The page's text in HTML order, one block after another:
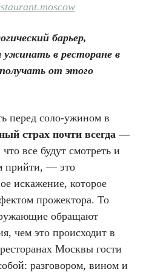
барьер,
ужинать в ресторане в
от этого
перед соло-ужином в
страх почти всегда —
все будут смотреть и
прийти, — это
искажение, которое
прожектора. То
обращают
чем это происходит в
Москвы гости
разговором, вином и